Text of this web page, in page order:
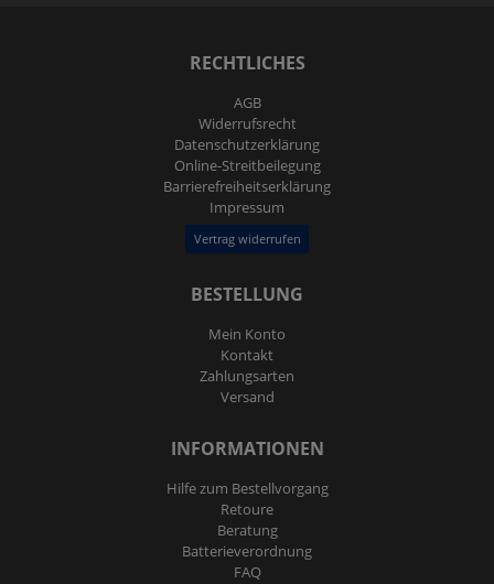
RECHTLICHES
AGB
Widerrufs­recht
Daten­schutz­erklärung
Online-Streitbeilegung
Barrierefreiheitserklärung
Impressum
Vertrag widerrufen
BESTELLUNG
Mein Konto
Kontakt
Zahlungsarten
Versand
INFORMATIONEN
Hilfe zum Bestellvorgang
Retoure
Beratung
Batterieverordnung
FAQ